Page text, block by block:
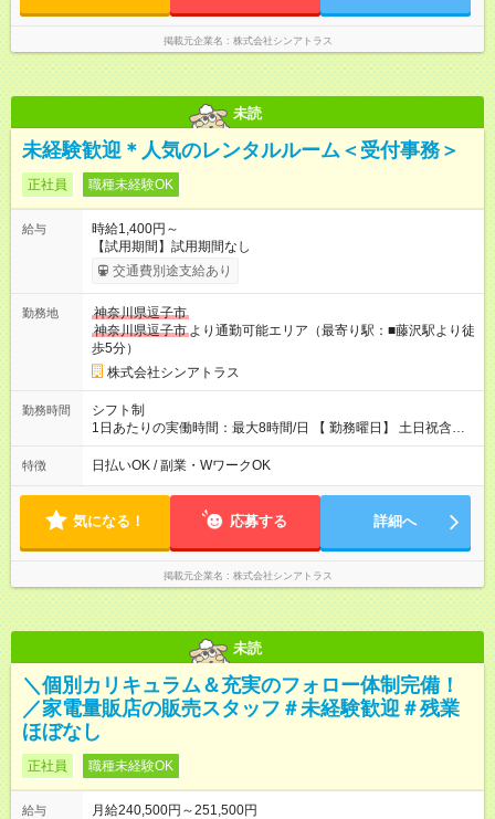
掲載元企業名 株式会社シンアトラス
未読
未経験歓迎＊人気のレンタルルーム＜受付事務＞
正社員 職種未経験OK
給与
時給1,400円～
【試用期間】試用期間なし
交通費別途支給あり
勤務地
神奈川県逗子市
神奈川県逗子市 より通勤可能エリア（最寄り駅：■藤沢駅より徒
歩5分）
株式会社シンアトラス
勤務時間
シフト制
1日あたりの実働時間：最大8時間/日 【 勤務曜日】 土日祝含む
シフト制 【 勤務時間 】 ・ 9：30～20：00 の間でシフト制（休
憩１h） ※残業はほとんどありません
特徴 日払いOK / 副業・WワークOK
気になる！ 応募する 詳細へ
掲載元企業名 株式会社シンアトラス
未読
＼個別カリキュラム＆充実のフォロー体制完備！
／家電量販店の販売スタッフ＃未経験歓迎＃残業
ほぼなし
正社員 職種未経験OK
給与
月給240,500円～251,500円